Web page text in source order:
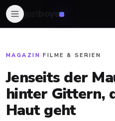
boys
MAGAZIN ·FILME & SERIEN
Jenseits der
hinter Gittern,
Haut geht